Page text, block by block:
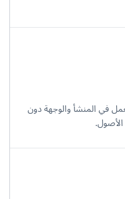
في المنشأ والوجهة دون
الأصول.